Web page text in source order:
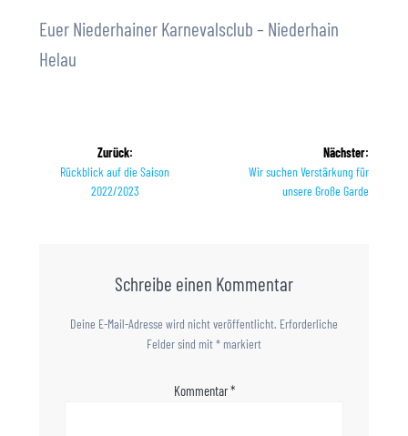
Euer Niederhainer Karnevalsclub – Niederhain
Helau
Beitragsnavigation
Zurück:
Vorheriger
Beitrag:
Rückblick auf die Saison
2022/2023
Nächster:
Nächster
Beitrag:
Wir suchen Verstärkung für
unsere Große Garde
Schreibe einen Kommentar
Deine E-Mail-Adresse wird nicht veröffentlicht. Erforderliche
Felder sind mit* markiert
Kommentar*